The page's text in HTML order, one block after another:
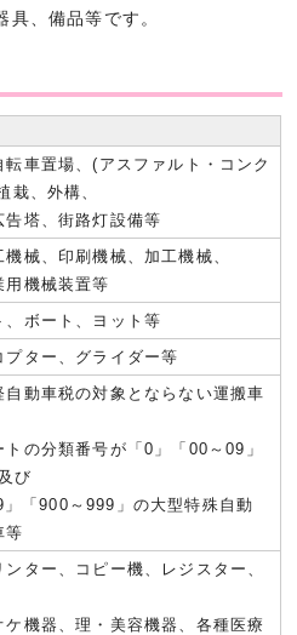
、備品等です。
車置場、(アスファルト・コンク
栽、外構、
告塔、街路灯設備等
械、印刷機械、加工機械、
用機械装置等
、ボート、ヨット等
プター、グライダー等
自動車税の対象とならない運搬車
の分類番号が「0」「00～09」
び
」「900～999」の大型特殊自動
等
ター、コピー機、レジスター、
ケ機器、理・美容機器、各種医療